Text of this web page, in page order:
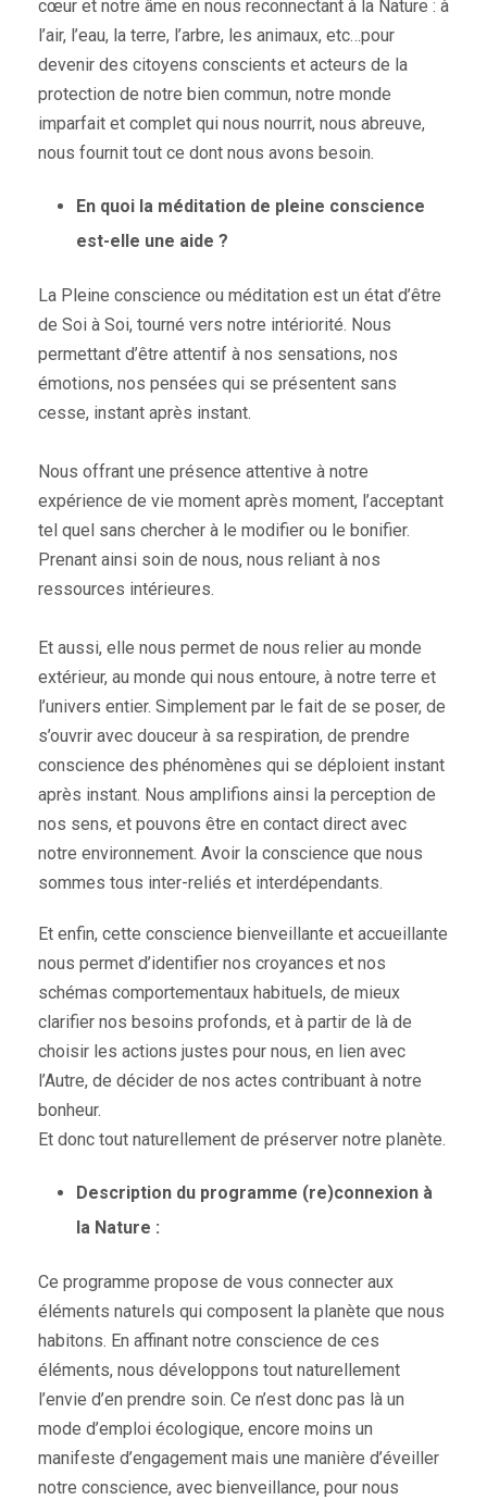
cœur et notre âme en nous reconnectant à la Nature : à
l’air, l’eau, la terre, l’arbre, les animaux, etc…pour
devenir des citoyens conscients et acteurs de la
protection de notre bien commun, notre monde
imparfait et complet qui nous nourrit, nous abreuve,
nous fournit tout ce dont nous avons besoin.
En quoi la méditation de pleine conscience
est-elle une aide ?
La Pleine conscience ou méditation est un état d’être
de Soi à Soi, tourné vers notre intériorité. Nous
permettant d’être attentif à nos sensations, nos
émotions, nos pensées qui se présentent sans
cesse, instant après instant.
Nous offrant une présence attentive à notre
expérience de vie moment après moment, l’acceptant
tel quel sans chercher à le modifier ou le bonifier.
Prenant ainsi soin de nous, nous reliant à nos
ressources intérieures.
Et aussi, elle nous permet de nous relier au monde
extérieur, au monde qui nous entoure, à notre terre et
l’univers entier. Simplement par le fait de se poser, de
s’ouvrir avec douceur à sa respiration, de prendre
conscience des phénomènes qui se déploient instant
après instant. Nous amplifions ainsi la perception de
nos sens, et pouvons être en contact direct avec
notre environnement. Avoir la conscience que nous
sommes tous inter-reliés et interdépendants.
Et enfin, cette conscience bienveillante et accueillante
nous permet d’identifier nos croyances et nos
schémas comportementaux habituels, de mieux
clarifier nos besoins profonds, et à partir de là de
choisir les actions justes pour nous, en lien avec
l’Autre, de décider de nos actes contribuant à notre
bonheur.
Et donc tout naturellement de préserver notre planète.
Description du programme (re)connexion à
la Nature :
Ce programme propose de vous connecter aux
éléments naturels qui composent la planète que nous
habitons. En affinant notre conscience de ces
éléments, nous développons tout naturellement
l’envie d’en prendre soin. Ce n’est donc pas là un
mode d’emploi écologique, encore moins un
manifeste d’engagement mais une manière d’éveiller
notre conscience, avec bienveillance, pour nous